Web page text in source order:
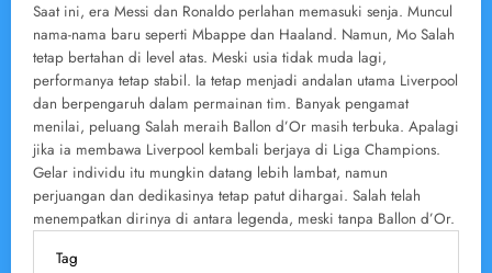
Saat ini, era Messi dan Ronaldo perlahan memasuki senja. Muncul
nama-nama baru seperti Mbappe dan Haaland. Namun, Mo Salah
tetap bertahan di level atas. Meski usia tidak muda lagi,
performanya tetap stabil. Ia tetap menjadi andalan utama Liverpool
dan berpengaruh dalam permainan tim. Banyak pengamat
menilai, peluang Salah meraih Ballon d’Or masih terbuka. Apalagi
jika ia membawa Liverpool kembali berjaya di Liga Champions.
Gelar individu itu mungkin datang lebih lambat, namun
perjuangan dan dedikasinya tetap patut dihargai. Salah telah
menempatkan dirinya di antara legenda, meski tanpa Ballon d’Or.
Tag